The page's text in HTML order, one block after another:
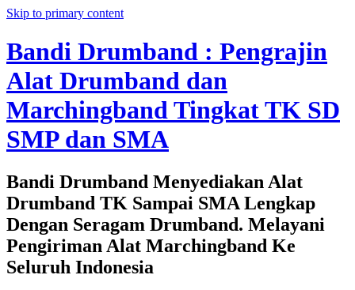
Skip to primary content
Bandi Drumband : Pengrajin
Alat Drumband dan
Marchingband Tingkat TK SD
SMP dan SMA
Bandi Drumband Menyediakan Alat
Drumband TK Sampai SMA Lengkap
Dengan Seragam Drumband. Melayani
Pengiriman Alat Marchingband Ke
Seluruh Indonesia